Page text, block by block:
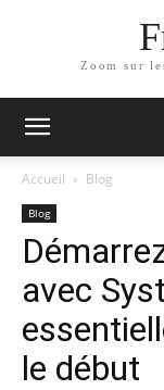
Zoom sur
Accueil Blog
Blog
avec
le début